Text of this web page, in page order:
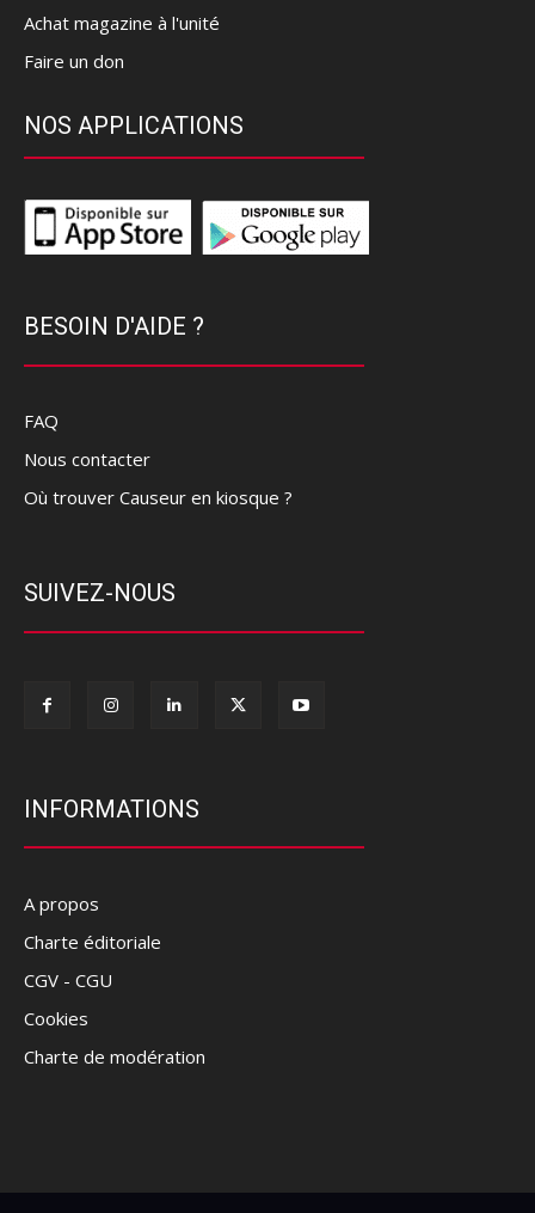
Achat magazine à l'unité
Faire un don
NOS APPLICATIONS
BESOIN D'AIDE ?
FAQ
Nous contacter
Où trouver Causeur en kiosque ?
SUIVEZ-NOUS
INFORMATIONS
A propos
Charte éditoriale
CGV - CGU
Cookies
Charte de modération